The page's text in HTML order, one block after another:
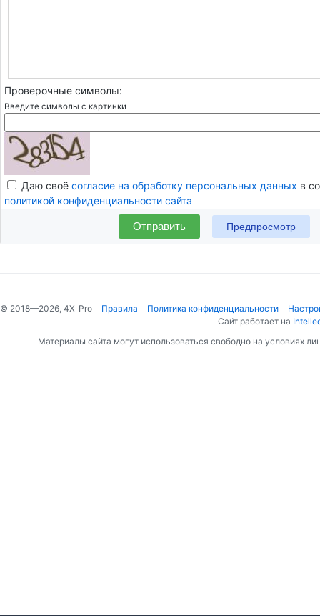
Проверочные символы:
Введите символы с картинки
Даю своё согласие на обработку персональных данных в
политикой конфиденциальности сайта
Отправить
© 2018—2026, 4X_Pro Правила Политика конфиденциальности
Сайт работает на
Материалы сайта могут использоваться свободно на условиях